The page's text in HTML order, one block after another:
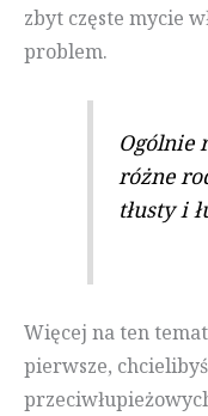
zbyt częste mycie
problem.
Ogólnie
różne
tłusty i
Więcej na ten
pierwsze,